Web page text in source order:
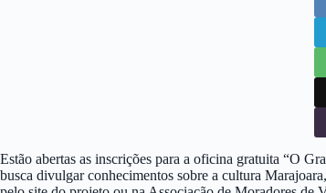
Estão abertas as inscrições para a oficina gratuita “O
busca divulgar conhecimentos sobre a cultura